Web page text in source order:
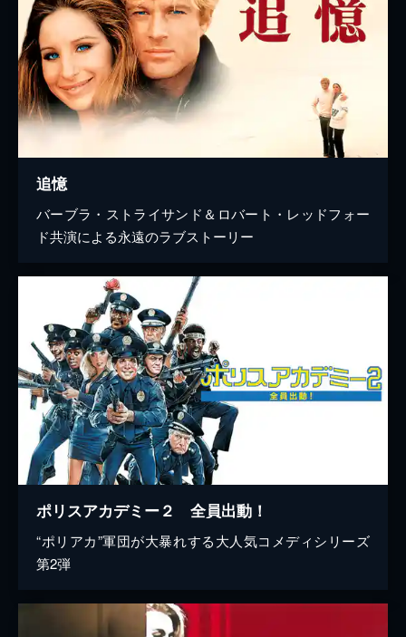
追憶
バーブラ・ストライサンド＆ロバート・レッドフォー
ド共演による永遠のラブストーリー
ポリスアカデミー２ 全員出動！
“ポリアカ”軍団が大暴れする大人気コメディシリーズ
第2弾